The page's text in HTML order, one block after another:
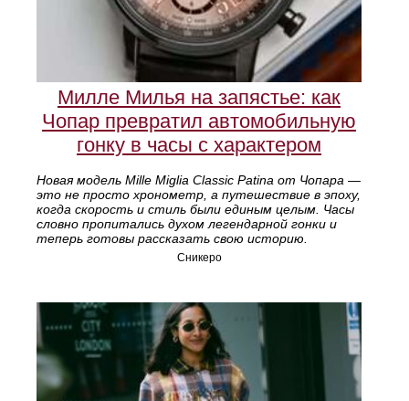
Милле Милья на запястье: как
Чопар превратил автомобильную
гонку в часы с характером
Новая модель Mille Miglia Classic Patina от Чопара —
это не просто хронометр, а путешествие в эпоху,
когда скорость и стиль были единым целым. Часы
словно пропитались духом легендарной гонки и
теперь готовы рассказать свою историю.
Сникеро